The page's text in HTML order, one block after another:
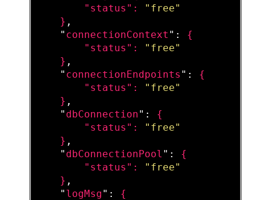
        "
status ":
"free"
} ,
    "
connectionContext ": {
        "
status ":
"free"
} ,
    "
connectionEndpoints ": {
        "
status ":
"free"
} ,
    "
dbConnection": {
        "
status ":
"free"
} ,
    "
dbConnectionPool ": {
        "
status ":
"free"
} ,
    "
logMsg": {